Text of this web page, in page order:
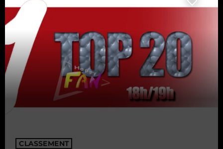
CLASSEMENT